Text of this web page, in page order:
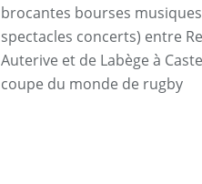
brocantes bourses musiques
spectacles concerts) entre
Auterive et de Labège à
coupe du monde de rugby